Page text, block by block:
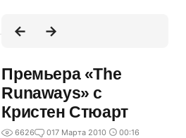
Премьера «The
Runaways» с
Кристен Стюарт
6626 017 Марта 2010 00:16